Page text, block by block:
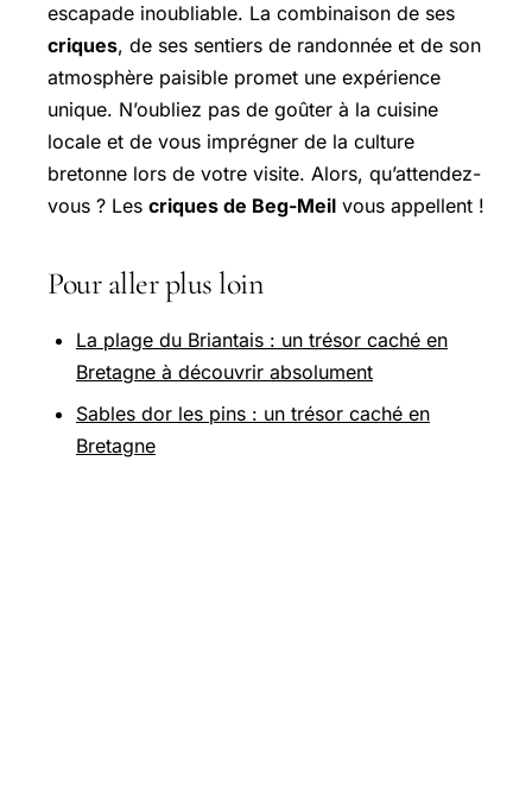
escapade inoubliable. La combinaison de ses
criques, de ses sentiers de randonnée et de son
atmosphère paisible promet une expérience
unique. N’oubliez pas de goûter à la cuisine
locale et de vous imprégner de la culture
bretonne lors de votre visite. Alors, qu’attendez-
vous ? Les criques de Beg-Meil vous appellent !
Pour aller plus loin
La plage du Briantais : un trésor caché en
Bretagne à découvrir absolument
Sables dor les pins : un trésor caché en
Bretagne